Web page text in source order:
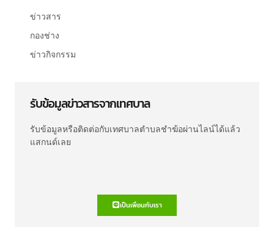
ข่าวสาร
กองช่าง
ข่าวกิจกรรม
รับข้อมูลข่าวสารจากเทศบาล
รับข้อมูลหรือติดต่อกับเทศบาลตำบลชำฆ้อผ่านไลน์ได้แล้ว
แสกนด์เลย
เป็นเพื่อนกับเรา